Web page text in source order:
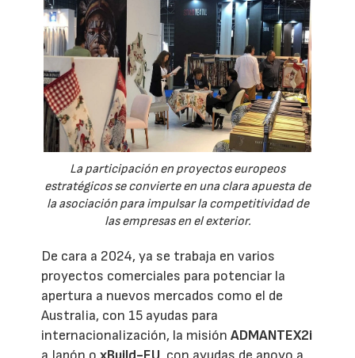
La participación en proyectos europeos
estratégicos se convierte en una clara apuesta de
la asociación para impulsar la competitividad de
las empresas en el exterior.
De cara a 2024, ya se trabaja en varios
proyectos comerciales para potenciar la
apertura a nuevos mercados como el de
Australia, con 15 ayudas para
internacionalización, la misiónADMANTEX2i